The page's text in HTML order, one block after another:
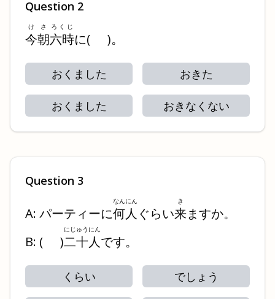
Question 2
今朝
けさ
六時
ろくじ
に( )。
おくました おきた
おくました おきなくない
Question 3
A: パーティーに何人
なんにん
ぐらい来
き
ますか。
B: ( )二十人
にじゅうにん
です。
くらい でしょう